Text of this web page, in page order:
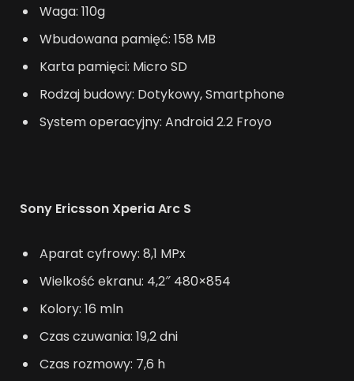
Waga: 110g
Wbudowana pamięć: 158 MB
Karta pamięci: Micro SD
Rodzaj budowy: Dotykowy, Smartphone
System operacyjny: Android 2.2 Froyo
Sony Ericsson Xperia Arc S
Aparat cyfrowy: 8,1 MPx
Wielkość ekranu: 4,2″ 480×854
Kolory: 16 mln
Czas czuwania: 19,2 dni
Czas rozmowy: 7,6 h